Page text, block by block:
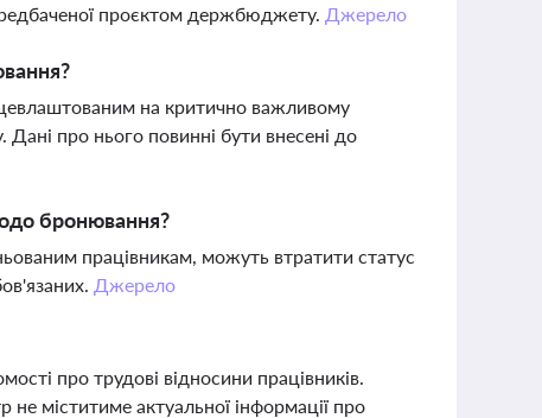
проєктом держбюджету. Джерело
на критично важливому
Дані про нього повинні бути внесені до
бронювання?
працівникам, можуть втратити статус
Джерело
про трудові відносини працівників.
міститиме актуальної інформації про